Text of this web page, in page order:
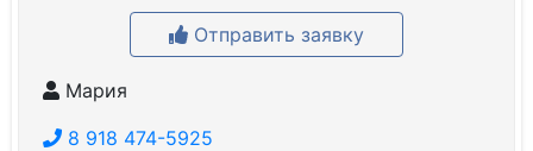
Отправить заявку
Мария
8 918 474-5925